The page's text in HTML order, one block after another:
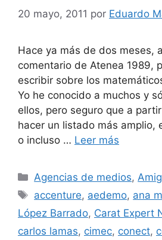
20 mayo, 2011 por Eduardo
Hace ya más de dos meses,
comentario de Atenea 1989,
escribir sobre los
Yo he conocido a muchos y
ellos, pero seguro que a
hacer un listado más amplio,
o incluso … Leer más
Categorías
Agencias de medios,
Etiquetas
accenture, aedemo, ana
López Barrado, Carat Expert
carlos lamas, cimec, conect,